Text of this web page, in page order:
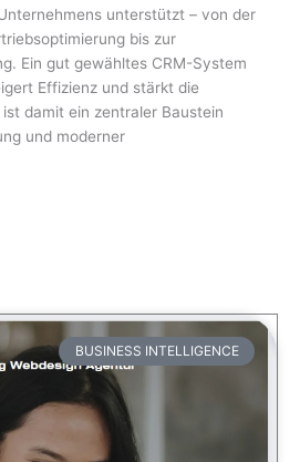
unterstützt – von der
bis zur
Ein gut gewähltes CRM-System
Effizienz und stärkt die
damit ein zentraler Baustein
und moderner
BUSINESS INTELLIGENCE